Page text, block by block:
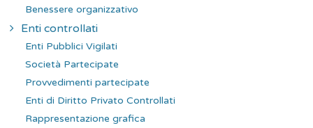
Benessere organizzativo
Enti controllati
Enti Pubblici Vigilati
Società Partecipate
Provvedimenti partecipate
Enti di Diritto Privato Controllati
Rappresentazione grafica